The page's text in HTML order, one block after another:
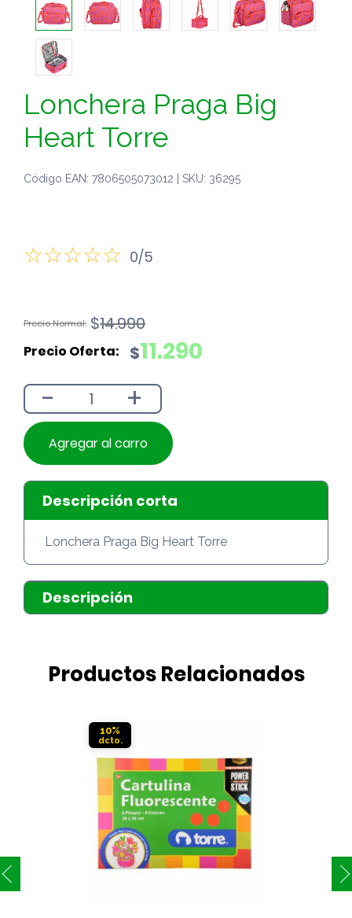
Lonchera Praga Big
Heart Torre
Código EAN: 7806505073012 | SKU: 36295
0/5
$14.990
El
original
$14.990.
$11.290
El
actual
$11.290.
- +
Agregar al carro
Descripción corta
Lonchera Praga Big Heart Torre
Descripción
Productos Relacionados
10%